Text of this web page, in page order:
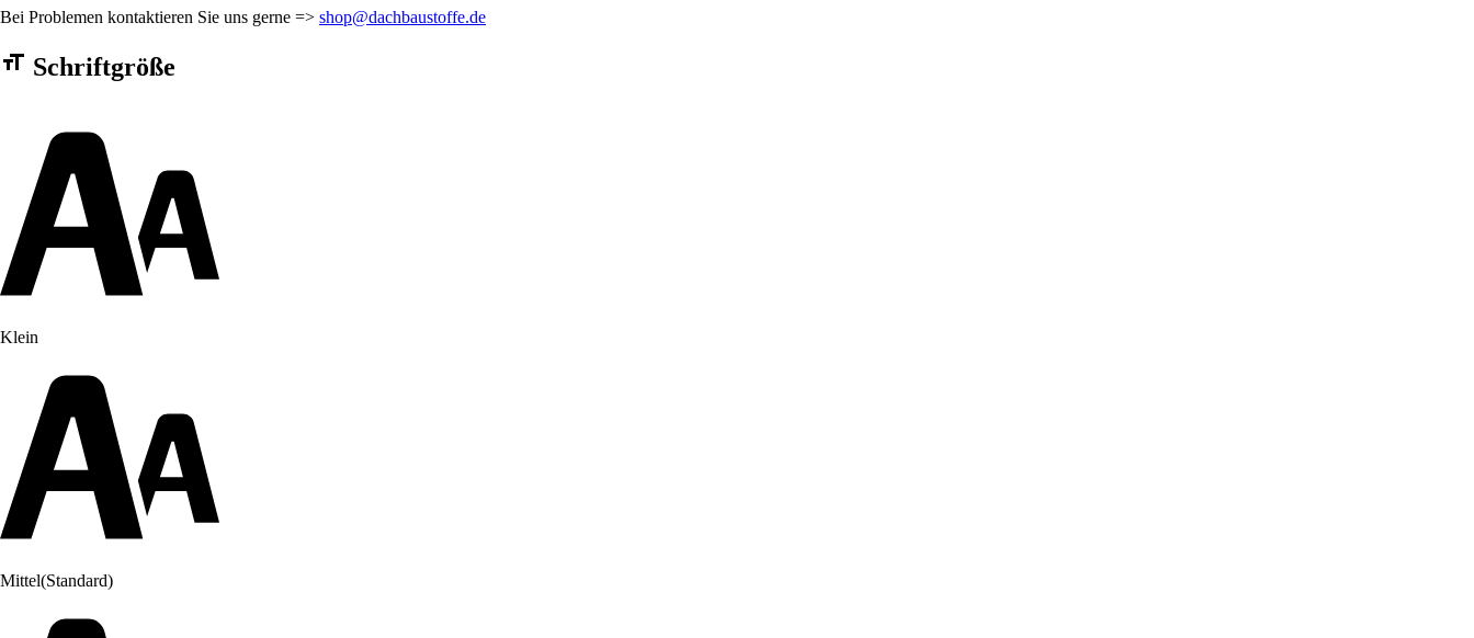
Bei Problemen kontaktieren Sie uns gerne => shop@dachbaustoffe.de
Barrierefreiheit Einstellungen Formular
Schriftgröße
Klein
Mittel(Standard)